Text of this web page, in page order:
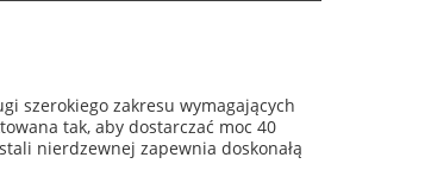
szerokiego zakresu wymagających
tak, aby dostarczać moc 40
nierdzewnej zapewnia doskonałą